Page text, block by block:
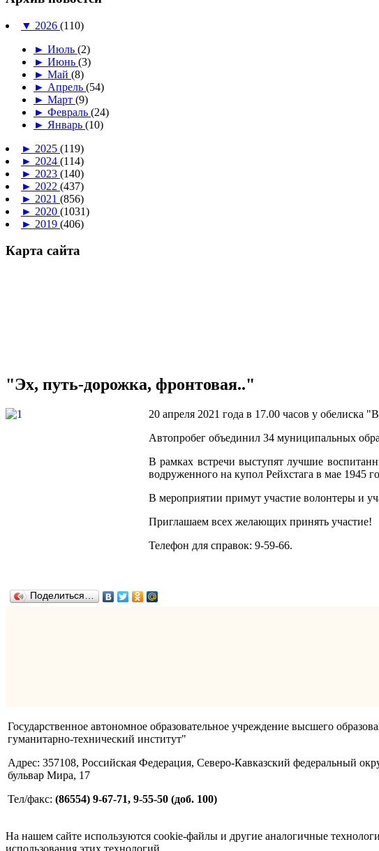
▼ 2026 (110)
► Июль (2)
► Июнь (3)
► Май (8)
► Апрель (54)
► Март (9)
► Февраль (24)
► Январь (10)
► 2025 (119)
► 2024 (114)
► 2023 (140)
► 2022 (437)
► 2021 (856)
► 2020 (1031)
► 2019 (406)
Карта сайта
"Эх, путь-дорожка, фронтовая.."
20 апреля 2021 года в 17.00 часов у обелиска
Автопробег объединил 34 муниципальных
В рамках встречи выступят лучшие
водруженного на купол Рейхстага в мае 1945
В мероприятии примут участие волонтеры и
Приглашаем всех желающих принять участие!
Телефон для справок: 9-59-66.
Поделиться…
Государственное автономное образовательное учреждение высшего
гуманитарно-технический институт"
Адрес: 357108, Российская Федерация, Северо-Кавказский федеральный
бульвар Мира, 17
Тел/факс: (86554) 9-67-71, 9-55-50 (доб. 100)
На нашем сайте используются cookie-файлы и другие аналогичные
использования этих технологий.